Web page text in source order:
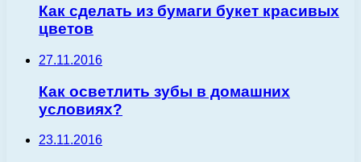
Как сделать из бумаги букет красивых
цветов
27.11.2016
Как осветлить зубы в домашних
условиях?
23.11.2016